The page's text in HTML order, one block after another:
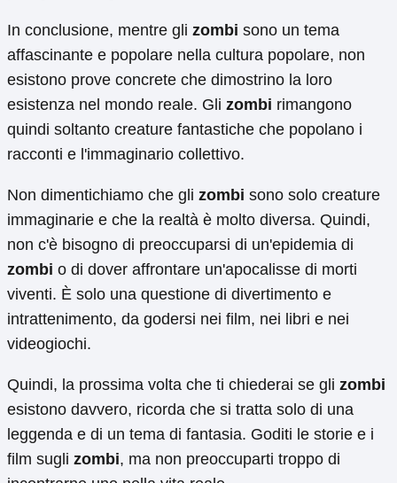
In conclusione, mentre gli zombi sono un tema
affascinante e popolare nella cultura popolare, non
esistono prove concrete che dimostrino la loro
esistenza nel mondo reale. Gli zombi rimangono
quindi soltanto creature fantastiche che popolano i
racconti e l'immaginario collettivo.
Non dimentichiamo che gli zombi sono solo creature
immaginarie e che la realtà è molto diversa. Quindi,
non c'è bisogno di preoccuparsi di un'epidemia di
zombi o di dover affrontare un'apocalisse di morti
viventi. È solo una questione di divertimento e
intrattenimento, da godersi nei film, nei libri e nei
videogiochi.
Quindi, la prossima volta che ti chiederai se gli zombi
esistono davvero, ricorda che si tratta solo di una
leggenda e di un tema di fantasia. Goditi le storie e i
film sugli zombi, ma non preoccuparti troppo di